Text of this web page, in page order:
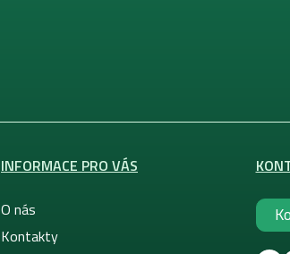
INFORMACE PRO VÁS
O nás
Kontakty